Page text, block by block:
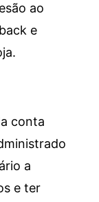
ao
e
conta
a
e ter